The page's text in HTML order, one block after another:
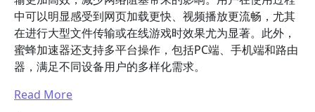
中可以明显感受到网页加载更快、视频播放更流畅，尤其
在进行大型文件传输或在线游戏时效果尤为显著。此外，
蜜蜂加速器还支持多平台操作，包括PC端、手机端和路由
器，满足不同设备用户的多样化需求。
Read More